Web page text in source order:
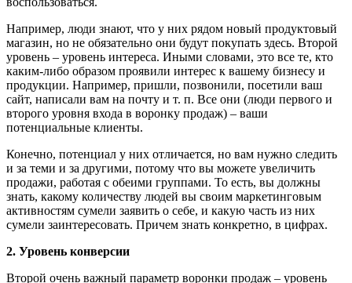
Например, люди знают, что у них рядом новый продуктовый
магазин, но не обязательно они будут покупать здесь. Второй
уровень – уровень интереса. Иными словами, это все те, кто
каким-либо образом проявили интерес к вашему бизнесу и
продукции. Например, пришли, позвонили, посетили ваш
сайт, написали вам на почту и т. п. Все они (люди первого и
второго уровня входа в воронку продаж) – ваши
потенциальные клиенты.
Конечно, потенциал у них отличается, но вам нужно следить
и за теми и за другими, потому что вы можете увеличить
продажи, работая с обеими группами. То есть, вы должны
знать, какому количеству людей вы своим маркетинговым
активностям сумели заявить о себе, и какую часть из них
сумели заинтересовать. Причем знать конкретно, в цифрах.
2. Уровень конверсии
Второй очень важный параметр воронки продаж – уровень